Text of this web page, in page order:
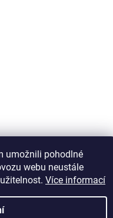
umožnili pohodlné
webu neustále
Více informací